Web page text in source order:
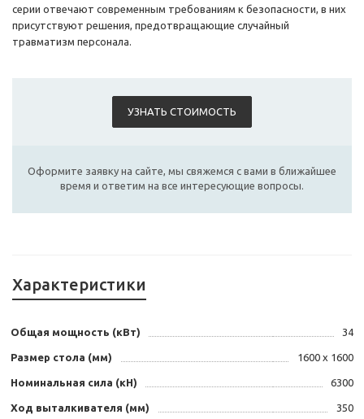
серии отвечают современным требованиям к безопасности, в них
присутствуют решения, предотвращающие случайный
травматизм персонала.
УЗНАТЬ СТОИМОСТЬ
Оформите заявку на сайте, мы свяжемся с вами в ближайшее
время и ответим на все интересующие вопросы.
Характеристики
Общая мощность (кВт) 34
Размер стола (мм) 1600 х 1600
Номинальная сила (кН) 6300
Ход выталкивателя (мм) 350